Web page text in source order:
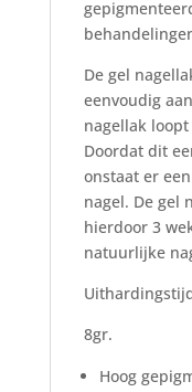
De gel
eenvoudig
nagellak
Doordat dit
onstaat er
nagel. De gel
hierdoor 3
natuurlijke
8gr.
Hoog